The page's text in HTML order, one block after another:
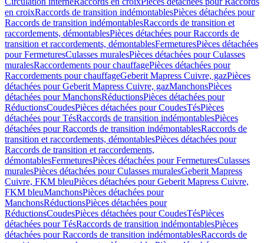
en croixRaccords de transition indémontablesPièces détachées pour
Raccords de transition indémontablesRaccords de transition et
raccordements, démontablesPièces détachées pour Raccords de
transition et raccordements, démontablesFermeturesPièces détachées
pour FermeturesCulasses muralesPièces détachées pour Culasses
muralesRaccordements pour chauffagePièces détachées pour
Raccordements pour chauffageGeberit Mapress Cuivre, gazPièces
détachées pour Geberit Mapress Cuivre, gazManchonsPièces
détachées pour ManchonsRéductionsPièces détachées pour
RéductionsCoudesPièces détachées pour CoudesTésPièces
détachées pour TésRaccords de transition indémontablesPièces
détachées pour Raccords de transition indémontablesRaccords de
transition et raccordements, démontablesPièces détachées pour
Raccords de transition et raccordements,
démontablesFermeturesPièces détachées pour FermeturesCulasses
muralesPièces détachées pour Culasses muralesGeberit Mapress
Cuivre, FKM bleuPièces détachées pour Geberit Mapress Cuivre,
FKM bleuManchonsPièces détachées pour
ManchonsRéductionsPièces détachées pour
RéductionsCoudesPièces détachées pour CoudesTésPièces
détachées pour TésRaccords de transition indémontablesPièces
détachées pour Raccords de transition indémontablesRaccords de